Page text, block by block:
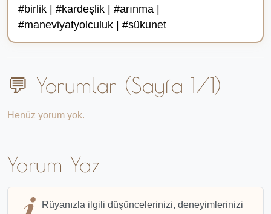
#birlik | #kardeşlik | #arınma |
#maneviyatyolculuk | #sükunet
💬 Yorumlar (Sayfa 1/1)
Henüz yorum yok.
Yorum Yaz
Rüyanızla ilgili düşüncelerinizi, deneyimlerinizi